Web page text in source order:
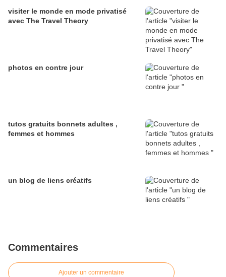
visiter le monde en mode privatisé
avec The Travel Theory
photos en contre jour
tutos gratuits bonnets adultes ,
femmes et hommes
un blog de liens créatifs
Commentaires
Ajouter un commentaire